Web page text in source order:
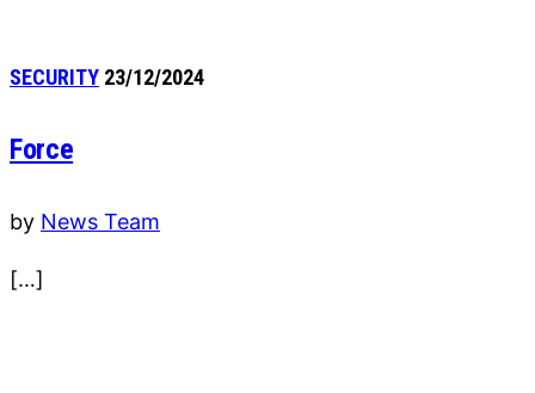
SECURITY 23/12/2024
Force
by News Team
[…]